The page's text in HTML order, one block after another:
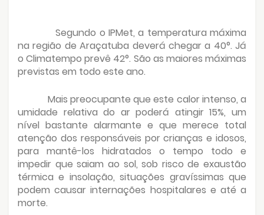
Segundo o IPMet, a temperatura máxima
na região de Araçatuba deverá chegar a 40°. Já
o Climatempo prevê 42°. São as maiores máximas
previstas em todo este ano.
Mais preocupante que este calor intenso, a
umidade relativa do ar poderá atingir 15%, um
nível bastante alarmante e que merece total
atenção dos responsáveis por crianças e idosos,
para mantê-los hidratados o tempo todo e
impedir que saiam ao sol, sob risco de exaustão
térmica e insolação, situações gravíssimas que
podem causar internações hospitalares e até a
morte.